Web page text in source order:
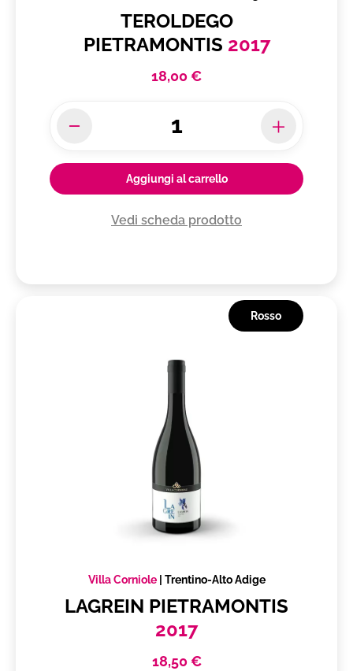
TEROLDEGO
PIETRAMONTIS 2017
18,00 €
Aggiungi al carrello
Vedi scheda prodotto
Rosso
Villa Corniole| Trentino-Alto Adige
LAGREIN PIETRAMONTIS
2017
18,50 €